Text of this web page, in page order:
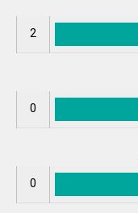
2
0
0